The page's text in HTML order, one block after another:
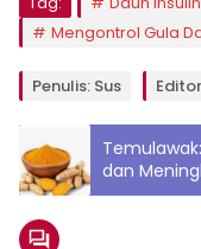
Mengontrol Gula
Penulis: Sus
dan